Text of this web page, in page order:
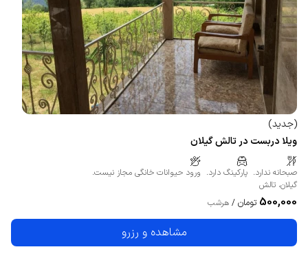
(جدید)
ویلا دربست در تالش گیلان
صبحانه ندارد. پارکینگ دارد. ورود حیوانات خانگی مجاز نیست.
گیلان، تالش
500,000 تومان / هرشب
مشاهده و رزرو